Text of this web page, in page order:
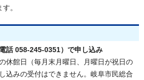
。
話 058-245-0351）で申し込み
休館日（毎月末月曜日、月曜日が祝日の
込みの受付はできません。岐阜市民総合